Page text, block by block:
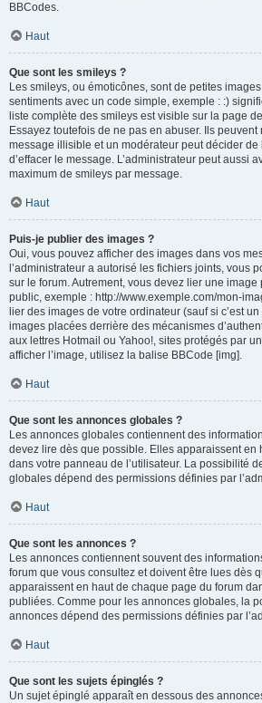
BBCodes.
Haut
Que sont les smileys ?
Les smileys, ou émoticônes, sont de petites
sentiments avec un code simple, exemple : :)
liste complète des smileys est visible sur la page
Essayez toutefois de ne pas en abuser. Ils
message illisible et un modérateur peut décider
d’effacer le message. L’administrateur peut aussi
maximum de smileys par message.
Haut
Puis-je publier des images ?
Oui, vous pouvez afficher des images dans vos
l’administrateur a autorisé les fichiers joints, vous
sur le forum. Autrement, vous devez lier une
public, exemple : http://www.exemple.com/mon-
lier des images de votre ordinateur (sauf si c’est
images placées derrière des mécanismes
aux lettres Hotmail ou Yahoo!, sites protégés par
afficher l’image, utilisez la balise BBCode [img].
Haut
Que sont les annonces globales ?
Les annonces globales contiennent des
devez lire dès que possible. Elles apparaissent en
dans votre panneau de l’utilisateur. La possibilité
globales dépend des permissions définies par
Haut
Que sont les annonces ?
Les annonces contiennent souvent des
forum que vous consultez et doivent être lues dès
apparaissent en haut de chaque page du forum
publiées. Comme pour les annonces globales, la
annonces dépend des permissions définies par
Haut
Que sont les sujets épinglés ?
Un sujet épinglé apparaît en dessous des